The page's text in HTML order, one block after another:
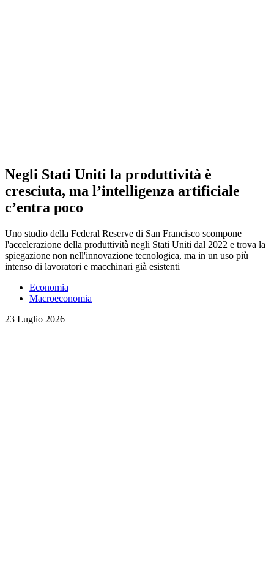
Negli Stati Uniti la produttività è
cresciuta, ma l’intelligenza artificiale
c’entra poco
Uno studio della Federal Reserve di San Francisco scompone
l'accelerazione della produttività negli Stati Uniti dal 2022 e trova la
spiegazione non nell'innovazione tecnologica, ma in un uso più
intenso di lavoratori e macchinari già esistenti
Economia
Macroeconomia
23 Luglio 2026